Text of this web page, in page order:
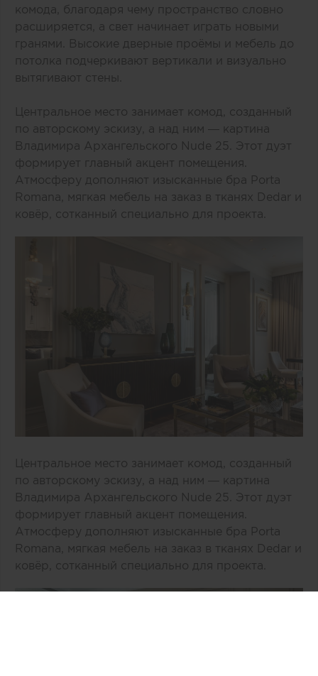
комода, благодаря чему пространство словно
расширяется, а свет начинает играть новыми
гранями. Высокие дверные проёмы и мебель до
потолка подчеркивают вертикали и визуально
вытягивают стены.
Центральное место занимает комод, созданный
по авторскому эскизу, а над ним — картина
Владимира Архангельского Nude 25. Этот дуэт
формирует главный акцент помещения.
Атмосферу дополняют изысканные бра Porta
Romana, мягкая мебель на заказ в тканях Dedar и
ковёр, сотканный специально для проекта.
Центральное место занимает комод, созданный
по авторскому эскизу, а над ним — картина
Владимира Архангельского Nude 25. Этот дуэт
формирует главный акцент помещения.
Атмосферу дополняют изысканные бра Porta
Romana, мягкая мебель на заказ в тканях Dedar и
ковёр, сотканный специально для проекта.